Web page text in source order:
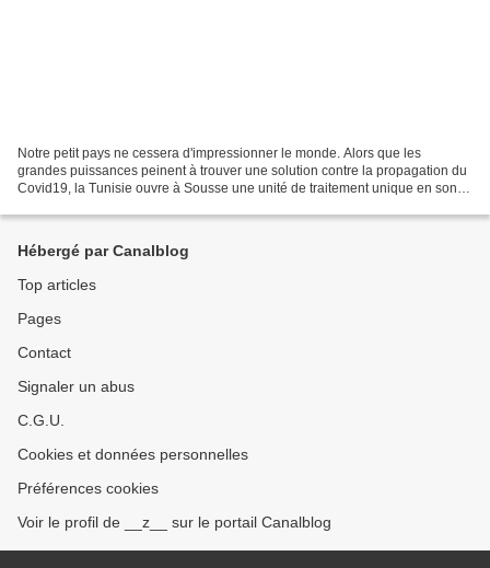
Notre petit pays ne cessera d'impressionner le monde. Alors que les
grandes puissances peinent à trouver une solution contre la propagation du
Covid19, la Tunisie ouvre à Sousse une unité de traitement unique en son
Hébergé par Canalblog
Top articles
Pages
Contact
Signaler un abus
C.G.U.
Cookies et données personnelles
Préférences cookies
Voir le profil de __z__ sur le portail Canalblog